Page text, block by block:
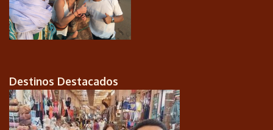
Destinos Destacados